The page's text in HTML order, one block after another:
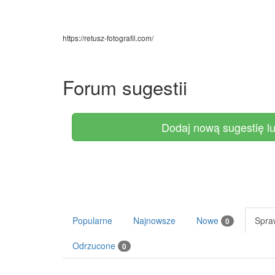
https://retusz-fotografii.com/
Forum sugestii
Dodaj nową sugestię
Popularne Najnowsze Nowe 0
Odrzucone 0